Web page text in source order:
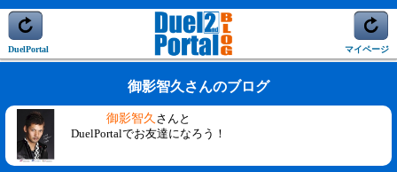
DuelPortal マイページ
御影智久さんのブログ
御影智久 さんと
DuelPortalでお友達になろう！